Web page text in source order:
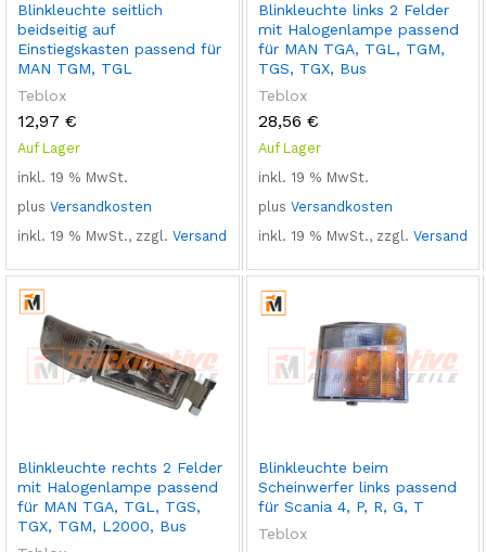
Blinkleuchte seitlich
beidseitig auf
Einstiegskasten passend für
MAN TGM, TGL
Teblox
12,97 €
Auf Lager
inkl. 19 % MwSt.
plus Versandkosten
inkl. 19 % MwSt., zzgl. Versand
Blinkleuchte links 2 Felder
mit Halogenlampe passend
für MAN TGA, TGL, TGM,
TGS, TGX, Bus
Teblox
28,56 €
Auf Lager
inkl. 19 % MwSt.
plus Versandkosten
inkl. 19 % MwSt., zzgl. Versand
Blinkleuchte rechts 2 Felder
mit Halogenlampe passend
für MAN TGA, TGL, TGS,
TGX, TGM, L2000, Bus
Blinkleuchte beim
Scheinwerfer links passend
für Scania 4, P, R, G, T
Teblox